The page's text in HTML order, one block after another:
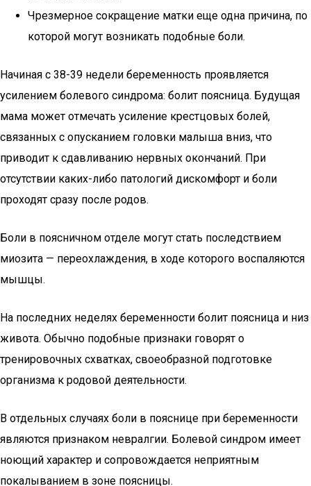
Чрезмерное сокращение матки еще одна причина, по
которой могут возникать подобные боли.
Начиная с 38-39 недели беременность проявляется
усилением болевого синдрома: болит поясница. Будущая
мама может отмечать усиление крестцовых болей,
связанных с опусканием головки малыша вниз, что
приводит к сдавливанию нервных окончаний. При
отсутствии каких-либо патологий дискомфорт и боли
проходят сразу после родов.
Боли в поясничном отделе могут стать последствием
миозита — переохлаждения, в ходе которого воспаляются
мышцы.
На последних неделях беременности болит поясница и низ
живота. Обычно подобные признаки говорят о
тренировочных схватках, своеобразной подготовке
организма к родовой деятельности.
В отдельных случаях боли в пояснице при беременности
являются признаком невралгии. Болевой синдром имеет
ноющий характер и сопровождается неприятным
покалыванием в зоне поясницы.